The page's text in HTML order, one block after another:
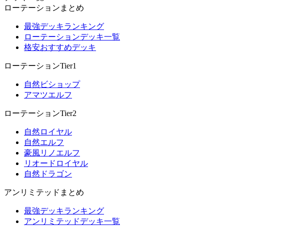
ローテーションまとめ
最強デッキランキング
ローテーションデッキ一覧
格安おすすめデッキ
ローテーションTier1
自然ビショップ
アマツエルフ
ローテーションTier2
自然ロイヤル
自然エルフ
豪風リノエルフ
リオードロイヤル
自然ドラゴン
アンリミテッドまとめ
最強デッキランキング
アンリミテッドデッキ一覧